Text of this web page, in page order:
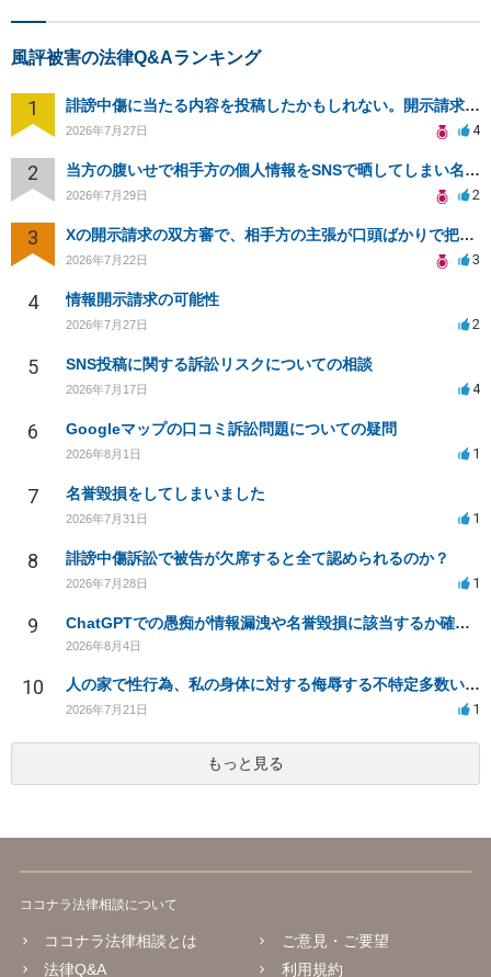
風評被害の法律Q&Aランキング
1 誹謗中傷に当たる内容を投稿したかもしれない。開示請求や民事刑事裁判に発展しうるのか教えて欲しい。
2026年7月27日 4
2 当方の腹いせで相手方の個人情報をSNSで晒してしまい名誉毀損させてしまったかもしれない
2026年7月29日 2
3 Xの開示請求の双方審で、相手方の主張が口頭ばかりで把握しきれません
2026年7月22日 3
4 情報開示請求の可能性
2026年7月27日 2
5 SNS投稿に関する訴訟リスクについての相談
2026年7月17日 4
6 Googleマップの口コミ訴訟問題についての疑問
2026年8月1日 1
7 名誉毀損をしてしまいました
2026年7月31日 1
8 誹謗中傷訴訟で被告が欠席すると全て認められるのか？
2026年7月28日 1
9 ChatGPTでの愚痴が情報漏洩や名誉毀損に該当するか確認したい
2026年8月4日
10 人の家で性行為、私の身体に対する侮辱する不特定多数いる生配信での放送の発言について。
2026年7月21日 1
もっと見る
ココナラ法律相談について
ココナラ法律相談とは
法律Q&A
ご意見・ご要望
利用規約